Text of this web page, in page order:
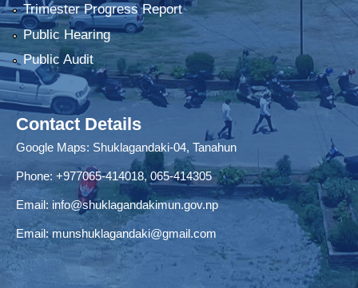
Trimester Progress Report
Public Hearing
Public Audit
Contact Details
Google Maps: Shuklagandaki-04, Tanahun
Phone: +977065-414018,065-414305
Email: info@shuklagandakimun.gov.np
Email:munshuklagandaki@gmail.com